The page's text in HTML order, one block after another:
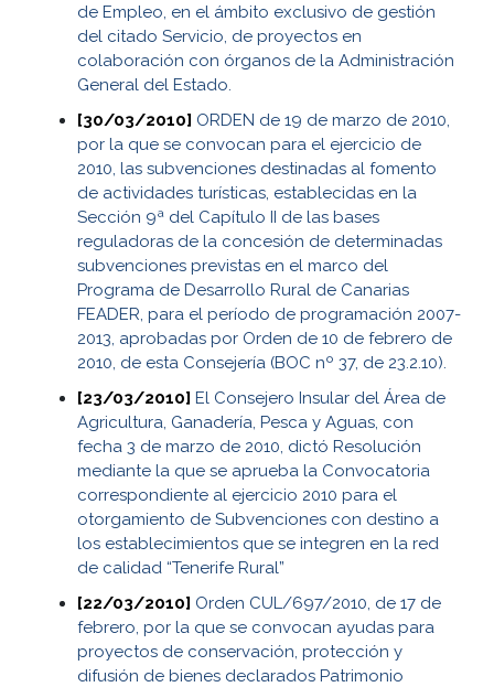
de Empleo, en el ámbito exclusivo de gestión
del citado Servicio, de proyectos en
colaboración con órganos de la Administración
General del Estado.
[30/03/2010] ORDEN de 19 de marzo de 2010,
por la que se convocan para el ejercicio de
2010, las subvenciones destinadas al fomento
de actividades turísticas, establecidas en la
Sección 9ª del Capítulo II de las bases
reguladoras de la concesión de determinadas
subvenciones previstas en el marco del
Programa de Desarrollo Rural de Canarias
FEADER, para el período de programación 2007-
2013, aprobadas por Orden de 10 de febrero de
2010, de esta Consejería (BOC nº 37, de 23.2.10).
[23/03/2010] El Consejero Insular del Área de
Agricultura, Ganadería, Pesca y Aguas, con
fecha 3 de marzo de 2010, dictó Resolución
mediante la que se aprueba la Convocatoria
correspondiente al ejercicio 2010 para el
otorgamiento de Subvenciones con destino a
los establecimientos que se integren en la red
de calidad “Tenerife Rural”
[22/03/2010] Orden CUL/697/2010, de 17 de
febrero, por la que se convocan ayudas para
proyectos de conservación, protección y
difusión de bienes declarados Patrimonio